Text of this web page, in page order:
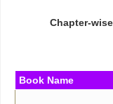
Chapter-
Book Name